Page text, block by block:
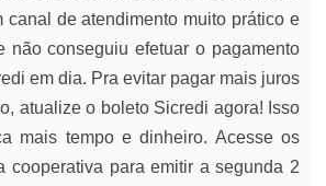
canal de atendimento muito prático e
não conseguiu efetuar o pagamento
em dia. Pra evitar pagar mais juros
atualize o boleto Sicredi agora! Isso
mais tempo e dinheiro. Acesse os
cooperativa para emitir a segunda 2